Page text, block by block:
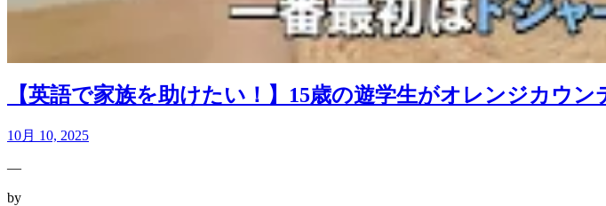
【英語で家族を助けたい！】15歳の遊学生がオレンジカウ
10月 10, 2025
—
by